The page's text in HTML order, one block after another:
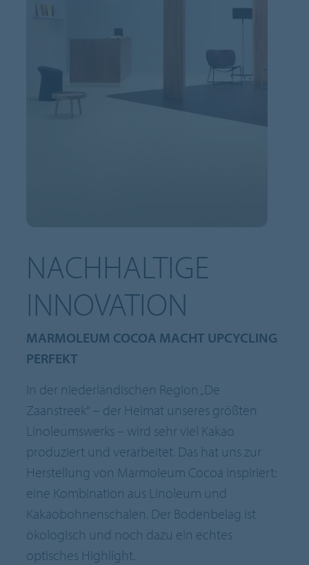
NACHHALTIGE
INNOVATION
MARMOLEUM COCOA MACHT UPCYCLING
PERFEKT
In der niederländischen Region „De
Zaanstreek“ – der Heimat unseres größten
Linoleumswerks – wird sehr viel Kakao
produziert und verarbeitet. Das hat uns zur
Herstellung von Marmoleum Cocoa inspiriert:
eine Kombination aus Linoleum und
Kakaobohnenschalen. Der Bodenbelag ist
ökologisch und noch dazu ein echtes
optisches Highlight.